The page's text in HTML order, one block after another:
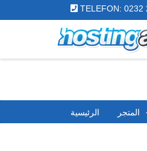
TELEFON: 0232
الرئيسية